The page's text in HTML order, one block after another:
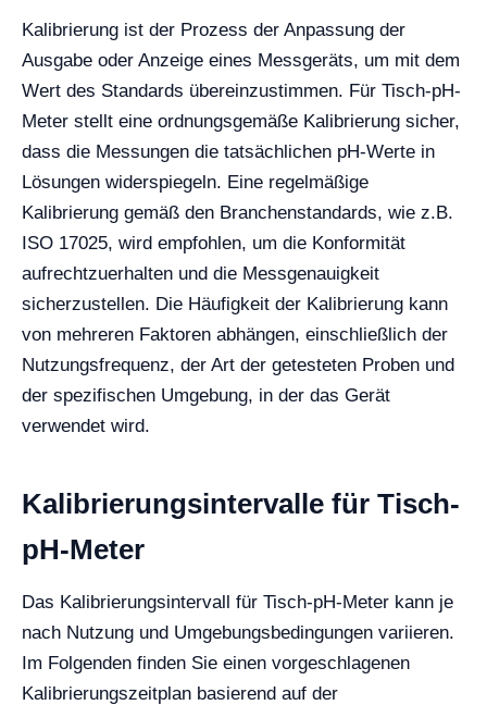
Kalibrierung ist der Prozess der Anpassung der
Ausgabe oder Anzeige eines Messgeräts, um mit dem
Wert des Standards übereinzustimmen. Für Tisch-pH-
Meter stellt eine ordnungsgemäße Kalibrierung sicher,
dass die Messungen die tatsächlichen pH-Werte in
Lösungen widerspiegeln. Eine regelmäßige
Kalibrierung gemäß den Branchenstandards, wie z.B.
ISO 17025, wird empfohlen, um die Konformität
aufrechtzuerhalten und die Messgenauigkeit
sicherzustellen. Die Häufigkeit der Kalibrierung kann
von mehreren Faktoren abhängen, einschließlich der
Nutzungsfrequenz, der Art der getesteten Proben und
der spezifischen Umgebung, in der das Gerät
verwendet wird.
Kalibrierungsintervalle für Tisch-
pH-Meter
Das Kalibrierungsintervall für Tisch-pH-Meter kann je
nach Nutzung und Umgebungsbedingungen variieren.
Im Folgenden finden Sie einen vorgeschlagenen
Kalibrierungszeitplan basierend auf der